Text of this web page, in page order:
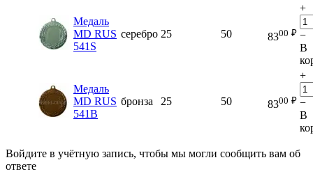
Медаль
MD RUS
541S
серебро 25 50 8300 ₽
+
−
В
Медаль
MD RUS
541B
бронза 25 50 8300 ₽
+
−
В
Войдите в учётную запись, чтобы мы могли сообщить вам об
ответе